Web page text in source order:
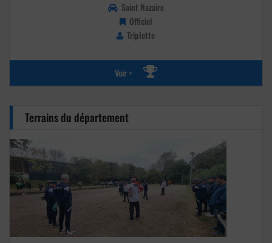
Saint Nazaire
Officiel
Triplette
Voir +
Terrains du département